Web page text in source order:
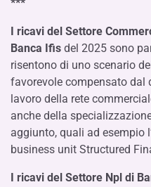
***
I ricavi del Settore
Banca Ifis del 2025 sono
risentono di uno scenario
favorevole compensato dal
lavoro della rete
anche della
aggiunto, quali ad esempio
business unit Structured
I ricavi del Settore Npl di